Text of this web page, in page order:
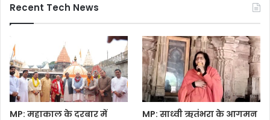
Recent Tech News
MP: महाकाल के दरबार में
MP: साध्वी ऋतंभरा के आगमन